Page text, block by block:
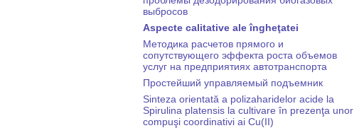
выбросов
Aspecte calitative ale îngheţatei
Методика расчетов прямого и
сопутствующего эффекта роста объемов
услуг на предприятиях автотранспорта
Простейший управляемый подъемник
Sinteza orientată a polizaharidelor acide la
Spirulina platensis la cultivare în prezenţa unor
compuşi coordinativi ai Cu(II)